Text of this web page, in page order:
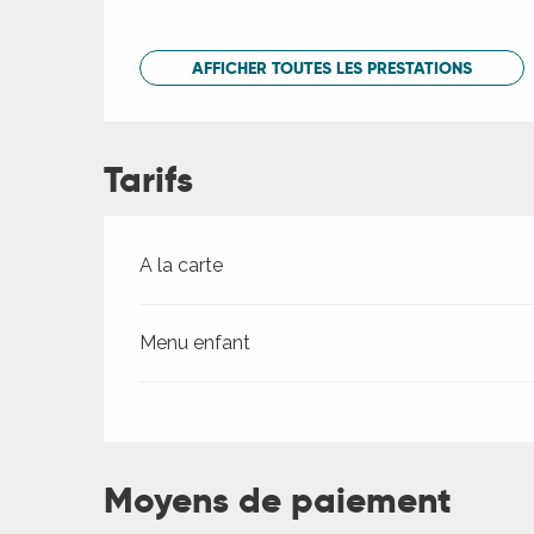
AFFICHER TOUTES LES PRESTATIONS
Tarifs
Tarifs 2026
A la carte
Menu enfant
Moyens de paiement